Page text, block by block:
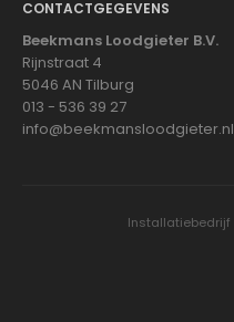
CONTACTGEGEVENS
Beekmans Loodgieter B.V.
Rijnstraat 4
5046 AN Tilburg
013 - 536 39 27
info@beekmansloodgieter.nl
Installatiebedrijf